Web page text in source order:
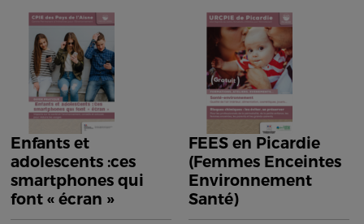
Enfants et
adolescents :ces
smartphones qui
font « écran »
FEES en Picardie
(Femmes Enceintes
Environnement
Santé)